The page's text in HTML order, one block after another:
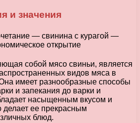
и значения
собой мясо свиньи, является
видов мяса в
имеет разнообразные способы
и запекания до варки и
насыщенным вкусом и
делает ее прекрасным
блюд.